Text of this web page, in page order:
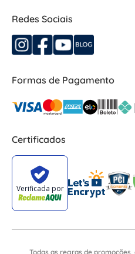
Redes Sociais
Formas de Pagamento
Certificados
Todas as regras de